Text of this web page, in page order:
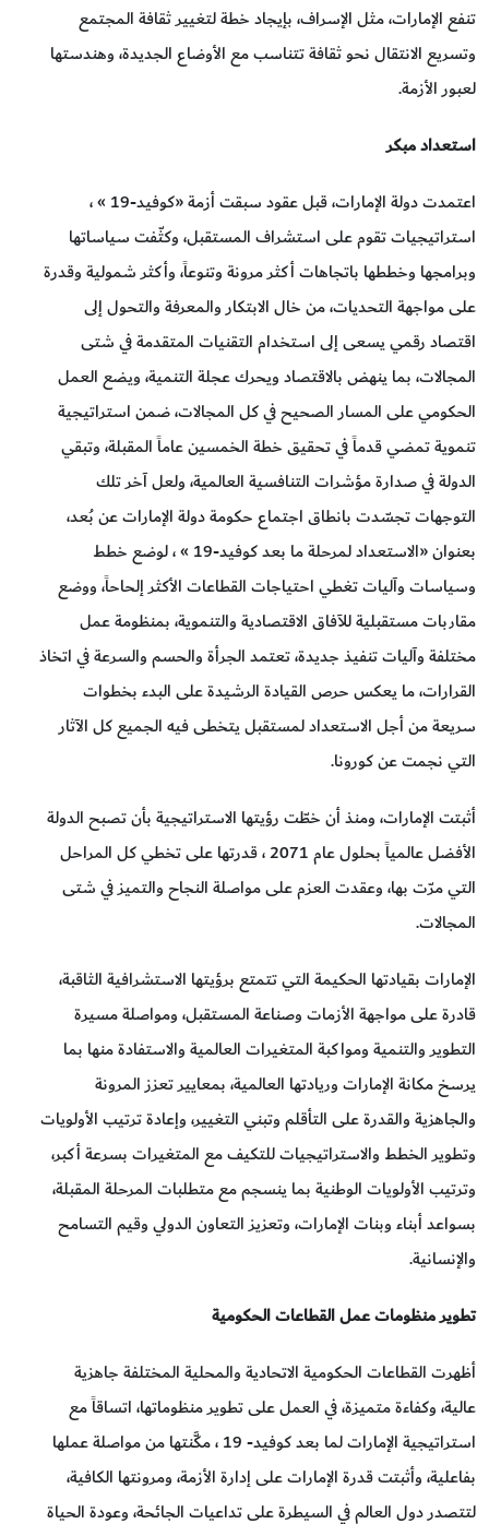
تنفع الإمارات، مثل الإسراف، بإيجاد خطة لتغيير ثقافة المجتمع
وتسريع الانتقال نحو ثقافة تتناسب مع الأوضاع الجديدة، وهندستها
لعبور الأزمة.
استعداد مبكر
اعتمدت دولة الإمارات، قبل عقود سبقت أزمة «كوفيد-19 » ،
استراتيجيات تقوم على استشراف المستقبل، وكثّفت سياساتها
وبرامجها وخططها باتجاهات أكثر مرونة وتنوعاً، وأكثر شمولية وقدرة
على مواجهة التحديات، من خال الابتكار والمعرفة والتحول إلى
اقتصاد رقمي يسعى إلى استخدام التقنيات المتقدمة في شتى
المجالات، بما ينهض بالاقتصاد ويحرك عجلة التنمية، ويضع العمل
الحكومي على المسار الصحيح في كل المجالات، ضمن استراتيجية
تنموية تمضي قدماً في تحقيق خطة الخمسين عاماً المقبلة، وتبقي
الدولة في صدارة مؤشرات التنافسية العالمية، ولعل آخر تلك
التوجهات تجسّدت بانطاق اجتماع حكومة دولة الإمارات عن بُعد،
بعنوان «الاستعداد لمرحلة ما بعد كوفيد-19 » ، لوضع خطط
وسياسات وآليات تغطي احتياجات القطاعات الأكثر إلحاحاً، ووضع
مقاربات مستقبلية للآفاق الاقتصادية والتنموية، بمنظومة عمل
مختلفة وآليات تنفيذ جديدة، تعتمد الجرأة والحسم والسرعة في اتخاذ
القرارات، ما يعكس حرص القيادة الرشيدة على البدء بخطوات
سريعة من أجل الاستعداد لمستقبل يتخطى فيه الجميع كل الآثار
التي نجمت عن كورونا.
أثبتت الإمارات، ومنذ أن خطّت رؤيتها الاستراتيجية بأن تصبح الدولة
الأفضل عالمياً بحلول عام 2071 ، قدرتها على تخطي كل المراحل
التي مرّت بها، وعقدت العزم على مواصلة النجاح والتميز في شتى
المجالات.
الإمارات بقيادتها الحكيمة التي تتمتع برؤيتها الاستشرافية الثاقبة،
قادرة على مواجهة الأزمات وصناعة المستقبل، ومواصلة مسيرة
التطوير والتنمية ومواكبة المتغيرات العالمية والاستفادة منها بما
يرسخ مكانة الإمارات وريادتها العالمية، بمعايير تعزز المرونة
والجاهزية والقدرة على التأقلم وتبني التغيير، وإعادة ترتيب الأولويات
وتطوير الخطط والاستراتيجيات للتكيف مع المتغيرات بسرعة أكبر،
وترتيب الأولويات الوطنية بما ينسجم مع متطلبات المرحلة المقبلة،
بسواعد أبناء وبنات الإمارات، وتعزيز التعاون الدولي وقيم التسامح
والإنسانية.
تطوير منظومات عمل القطاعات الحكومية
أظهرت القطاعات الحكومية الاتحادية والمحلية المختلفة جاهزية
عالية، وكفاءة متميزة، في العمل على تطوير منظوماتها، اتساقاً مع
استراتيجية الإمارات لما بعد كوفيد- 19 ، مكَّنتها من مواصلة عملها
بفاعلية، وأثبتت قدرة الإمارات على إدارة الأزمة، ومرونتها الكافية،
لتتصدر دول العالم في السيطرة على تداعيات الجائحة، وعودة الحياة